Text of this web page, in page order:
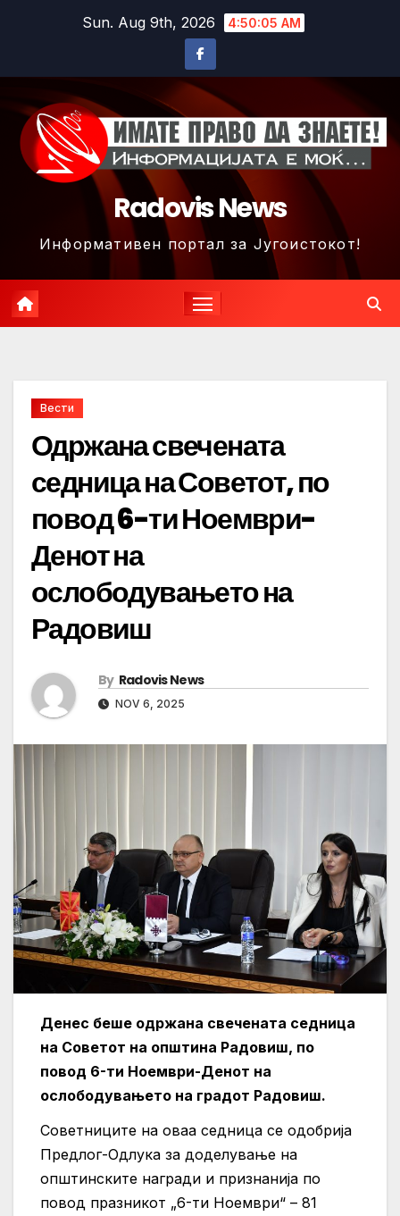
Sun. Aug 9th, 2026 4:50:08 AM
Radovis News
Информативен портал за Југоистокот!
Вести
Одржана свечената
седница на Советот, по
повод 6-ти Ноември-
Денот на
ослободувањето на
Радовиш
By Radovis News
NOV 6, 2025
Денес беше одржана свечената седница
на Советот на општина Радовиш, по
повод 6-ти Ноември-Денот на
ослободувањето на градот Радовиш.
Советниците на оваа седница се одобрија
Предлог-Одлука за доделување на
општинските награди и признанија по
повод празникот „6-ти Ноември“ – 81